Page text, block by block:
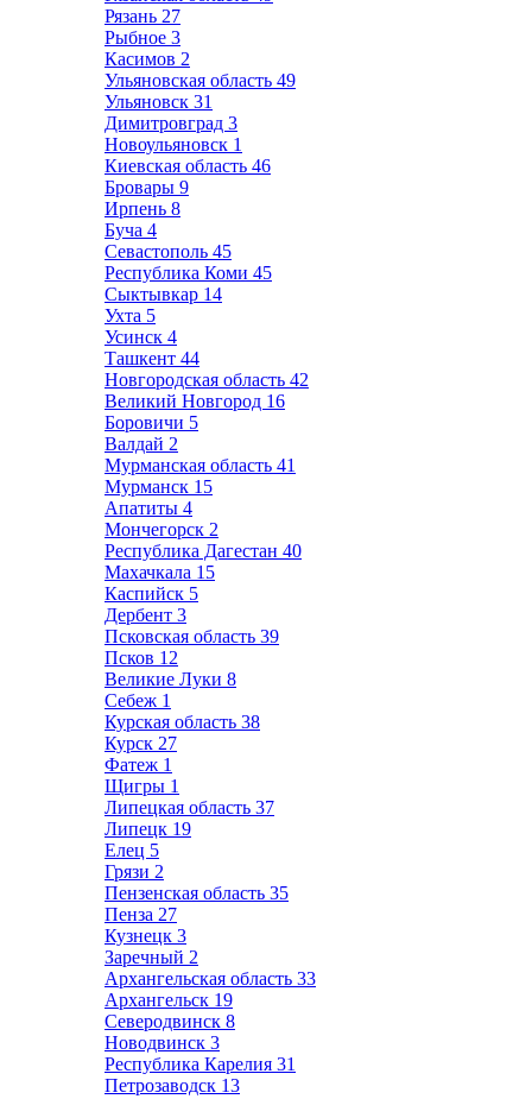
Рязань 27
Рыбное 3
Касимов 2
Ульяновская область 49
Ульяновск 31
Димитровград 3
Новоульяновск 1
Киевская область 46
Бровары 9
Ирпень 8
Буча 4
Севастополь 45
Республика Коми 45
Сыктывкар 14
Ухта 5
Усинск 4
Ташкент 44
Новгородская область 42
Великий Новгород 16
Боровичи 5
Валдай 2
Мурманская область 41
Мурманск 15
Апатиты 4
Мончегорск 2
Республика Дагестан 40
Махачкала 15
Каспийск 5
Дербент 3
Псковская область 39
Псков 12
Великие Луки 8
Себеж 1
Курская область 38
Курск 27
Фатеж 1
Щигры 1
Липецкая область 37
Липецк 19
Елец 5
Грязи 2
Пензенская область 35
Пенза 27
Кузнецк 3
Заречный 2
Архангельская область 33
Архангельск 19
Северодвинск 8
Новодвинск 3
Республика Карелия 31
Петрозаводск 13